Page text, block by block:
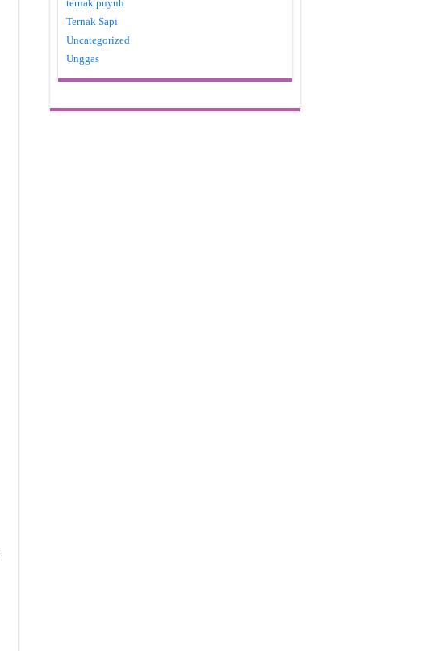
ternak puyuh
Ternak Sapi
Uncategorized
Unggas